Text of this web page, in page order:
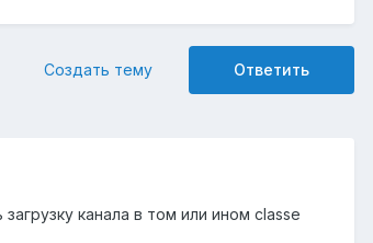
Ответить
Создать тему
канала в том или ином classе